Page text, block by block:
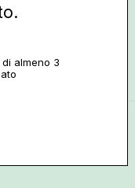
|INSTAGRAM
& C. s.a.s. Via
PI 01087660336
di almeno 3